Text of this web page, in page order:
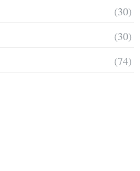
(30)
(30)
(74)